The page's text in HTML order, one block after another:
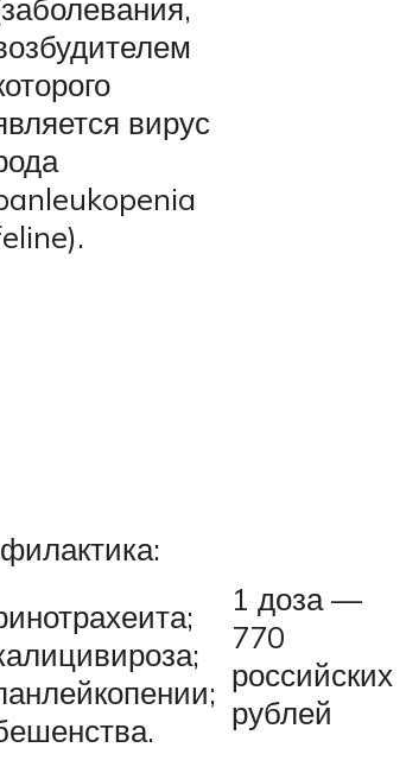
вирус
1 доза —
770
российских
рублей